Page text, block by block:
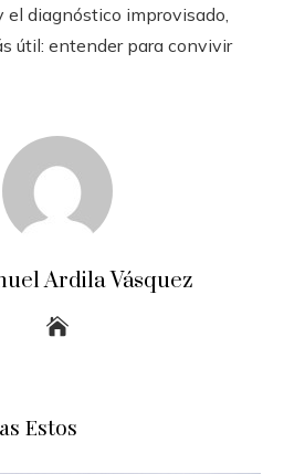
el diagnóstico improvisado,
útil: entender para convivir
Ardila Vásquez
Estos